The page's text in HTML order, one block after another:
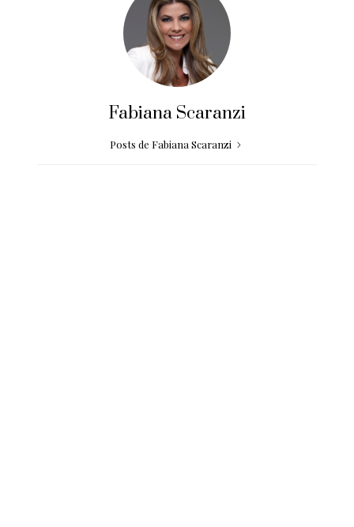
Fabiana Scaranzi
Posts de Fabiana Scaranzi